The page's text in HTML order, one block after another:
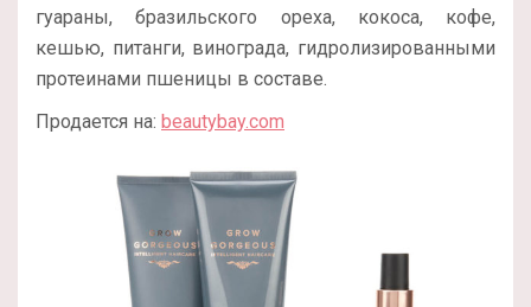
гуараны, бразильского ореха, кокоса, кофе,
кешью, питанги, винограда, гидролизированными
протеинами пшеницы в составе.
Продается на: beautybay.com